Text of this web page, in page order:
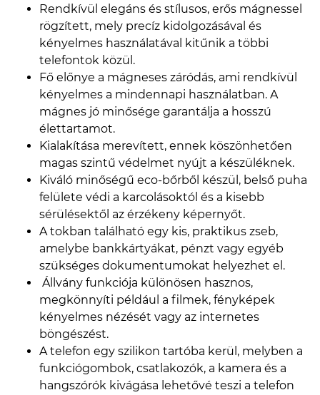
Rendkívül elegáns és stílusos, erős mágnessel
rögzített, mely precíz kidolgozásával és
kényelmes használatával kitűnik a többi
telefontok közül.
Fő előnye a mágneses záródás, ami rendkívül
kényelmes a mindennapi használatban. A
mágnes jó minősége garantálja a hosszú
élettartamot.
Kialakítása merevített, ennek köszönhetően
magas szintű védelmet nyújt a készüléknek.
Kiváló minőségű eco-bőrből készül, belső puha
felülete védi a karcolásoktól és a kisebb
sérülésektől az érzékeny képernyőt.
A tokban található egy kis, praktikus zseb,
amelybe bankkártyákat, pénzt vagy egyéb
szükséges dokumentumokat helyezhet el.
Állvány funkciója különösen hasznos,
megkönnyíti például a filmek, fényképek
kényelmes nézését vagy az internetes
böngészést.
A telefon egy szilikon tartóba kerül, melyben a
funkciógombok, csatlakozók, a kamera és a
hangszórók kivágása lehetővé teszi a telefon